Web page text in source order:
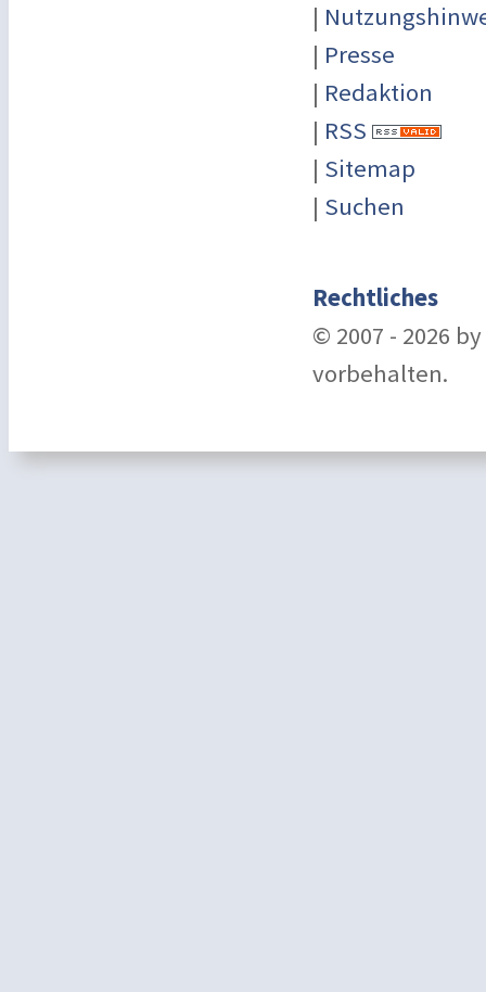
|
| Presse
| Redaktion
| RSS
| Sitemap
| Suchen
Rechtliches
© 2007 - 2026
vorbehalten.